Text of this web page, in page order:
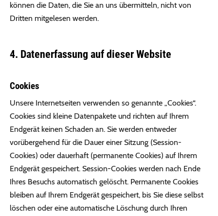
können die Daten, die Sie an uns übermitteln, nicht von
Dritten mitgelesen werden.
4. Datenerfassung auf dieser Website
Cookies
Unsere Internetseiten verwenden so genannte „Cookies“.
Cookies sind kleine Datenpakete und richten auf Ihrem
Endgerät keinen Schaden an. Sie werden entweder
vorübergehend für die Dauer einer Sitzung (Session-
Cookies) oder dauerhaft (permanente Cookies) auf Ihrem
Endgerät gespeichert. Session-Cookies werden nach Ende
Ihres Besuchs automatisch gelöscht. Permanente Cookies
bleiben auf Ihrem Endgerät gespeichert, bis Sie diese selbst
löschen oder eine automatische Löschung durch Ihren